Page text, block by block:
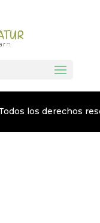
los derechos